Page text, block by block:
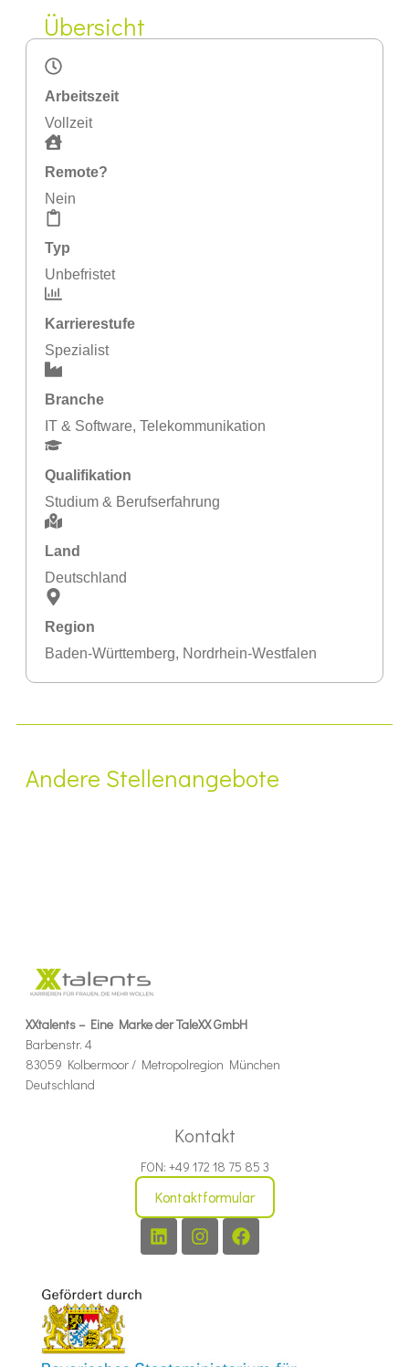
Übersicht
Arbeitszeit
Vollzeit
Remote?
Nein
Typ
Unbefristet
Karrierestufe
Spezialist
Branche
IT & Software, Telekommunikation
Qualifikation
Studium & Berufserfahrung
Land
Deutschland
Region
Baden-Württemberg, Nordrhein-Westfalen
Andere Stellenangebote
XXtalents – Eine Marke der TaleXX GmbH
Barbenstr. 4
83059 Kolbermoor / Metropolregion München
Deutschland
Kontakt
FON: +49 172 18 75 85 3
Kontaktformular